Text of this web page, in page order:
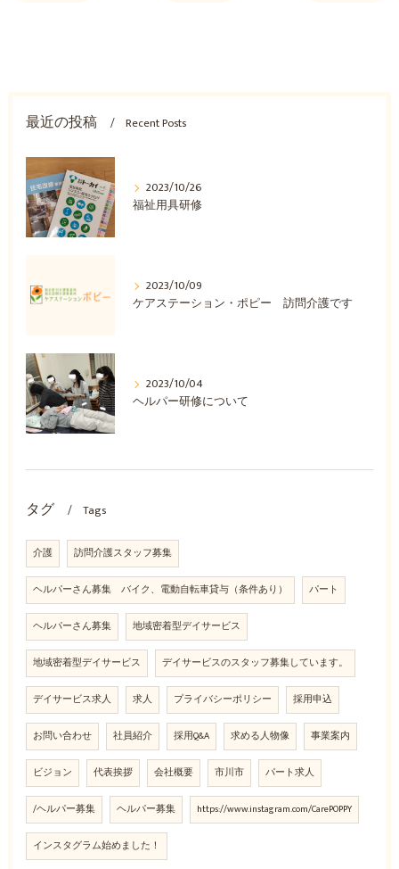
最近の投稿 Recent Posts
2023/10/26
福祉用具研修
2023/10/09
ケアステーション・ポピー 訪問介護です
2023/10/04
ヘルパー研修について
タグ Tags
介護 訪問介護スタッフ募集
ヘルパーさん募集 バイク、電動自転車貸与（条件あり） パート
ヘルパーさん募集 地域密着型デイサービス
地域密着型デイサービス デイサービスのスタッフ募集しています。
デイサービス求人 求人 プライバシーポリシー 採用申込
お問い合わせ 社員紹介 採用Q&A 求める人物像 事業案内
ビジョン 代表挨拶 会社概要 市川市 パート求人
/ヘルパー募集 ヘルパー募集 https://www.instagram.com/CarePOPPY
インスタグラム始めました！